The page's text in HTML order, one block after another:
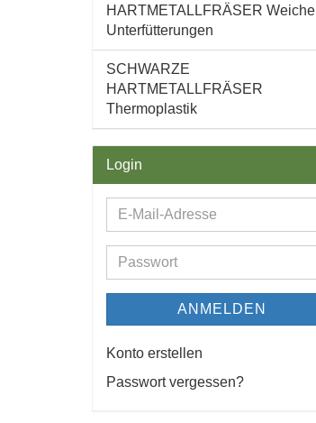
HARTMETALLFRÄSER Weiche
Unterfütterungen
SCHWARZE
HARTMETALLFRÄSER
Thermoplastik
Login
E-
Mail-
Adresse
Passwort
ANMELDEN
Konto erstellen
Passwort vergessen?